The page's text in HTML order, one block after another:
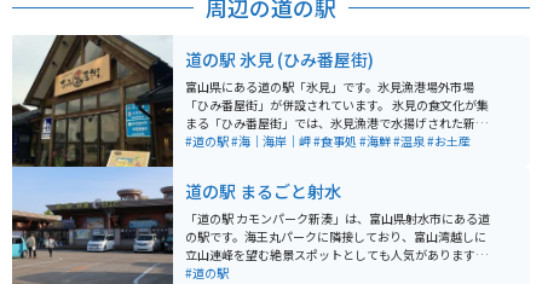
周辺の道の駅
道の駅 氷見 (ひみ番屋街)
富山県にある道の駅「氷見」です。氷見漁港場外市場
「ひみ番屋街」が併設されています。 氷見の食文化が集
まる「ひみ番屋街」では、氷見漁港で水揚げされた新鮮
な魚を使った寿司や、氷見うどん、旨みたっぷりの氷見
手に入らない氷見のお土産も豊富に揃っており、食事だ
けでなくショッピングも存分に楽しめます。 さらに、富
山湾越しに立山連峰を眺められる展望広場や、天然温泉
を使用した無料の足湯も人気です。隣接する「氷見温泉
郷総湯」では、ナトリウム塩化物強塩温泉の源泉かけ流
#道の駅#海｜海岸｜岬#食事処 #海鮮#温泉#お土産
道の駅 まるごと射水
「道の駅 カモンパーク新湊」は、富山県射水市にある道
の駅です。海王丸パークに隣接しており、富山湾越しに
立山連峰を望む絶景スポットとしても人気があります。
道の駅には、新鮮な魚介類を販売する市場や、地元の食
#道の駅